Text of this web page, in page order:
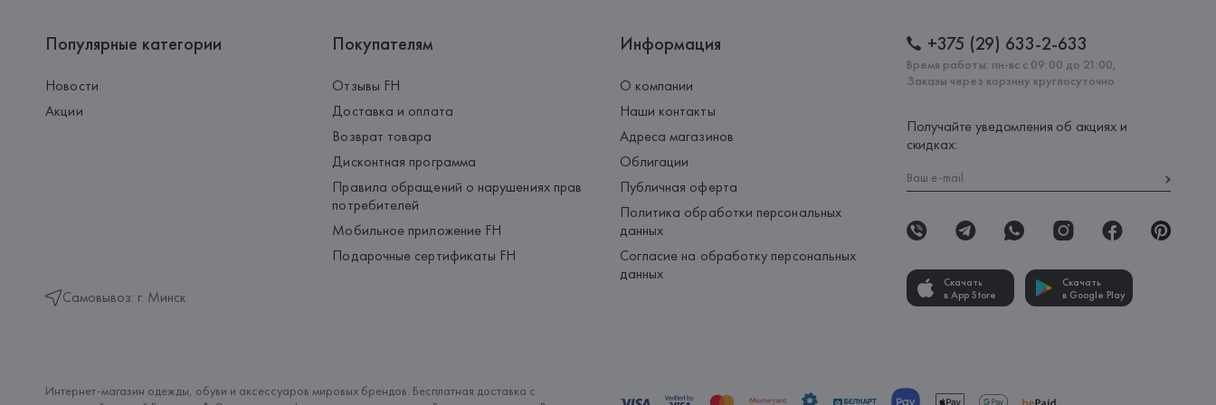
Популярные категории
Новости
Акции
Самовывоз: г. Минск
Покупателям
Отзывы FH
Доставка и оплата
Возврат товара
Дисконтная программа
Правила обращений о нарушениях прав
потребителей
Мобильное приложение FH
Подарочные сертификаты FH
Информация
О компании
Наши контакты
Адреса магазинов
Облигации
Публичная оферта
Политика обработки персональных
данных
Согласие на обработку персональных
данных
+375 (29) 633-2-633
Время работы: пн-вс с 09:00 до 21:00,
Заказы через корзину круглосуточно
Получайте уведомления об акциях и
скидках:
Скачать
в App Store
Скачать
в Google Play
Интернет-магазин одежды, обуви и аксессуаров мировых брендов. Бесплатная доставка с